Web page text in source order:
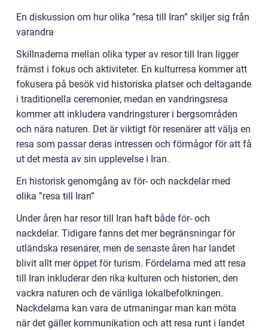
En diskussion om hur olika ”resa till Iran” skiljer sig från
varandra
Skillnaderna mellan olika typer av resor till Iran ligger
främst i fokus och aktiviteter. En kulturresa kommer att
fokusera på besök vid historiska platser och deltagande
i traditionella ceremonier, medan en vandringsresa
kommer att inkludera vandringsturer i bergsområden
och nära naturen. Det är viktigt för resenärer att välja en
resa som passar deras intressen och förmågor för att få
ut det mesta av sin upplevelse i Iran.
En historisk genomgång av för- och nackdelar med
olika ”resa till Iran”
Under åren har resor till Iran haft både för- och
nackdelar. Tidigare fanns det mer begränsningar för
utländska resenärer, men de senaste åren har landet
blivit allt mer öppet för turism. Fördelarna med att resa
till Iran inkluderar den rika kulturen och historien, den
vackra naturen och de vänliga lokalbefolkningen.
Nackdelarna kan vara de utmaningar man kan möta
när det gäller kommunikation och att resa runt i landet